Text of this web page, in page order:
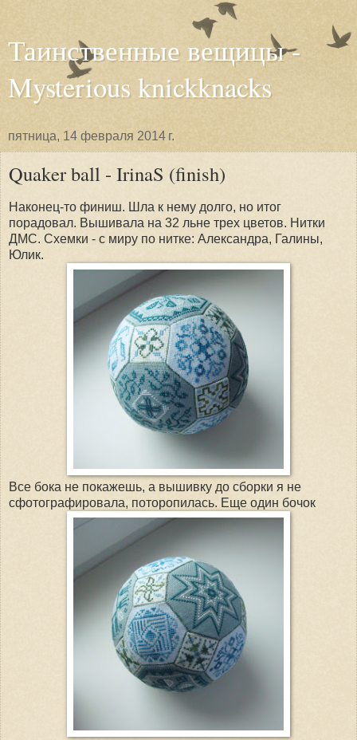
Таинственные вещицы -
Mysterious knickknacks
пятница, 14 февраля 2014 г.
Quaker ball - IrinaS (finish)
Наконец-то финиш. Шла к нему долго, но итог
порадовал. Вышивала на 32 льне трех цветов. Нитки
ДМС. Схемки - с миру по нитке: Александра, Галины,
Юлик.
Все бока не покажешь, а вышивку до сборки я не
сфотографировала, поторопилась. Еще один бочок